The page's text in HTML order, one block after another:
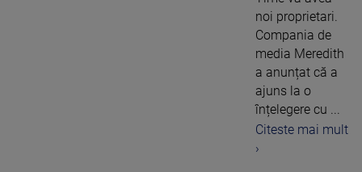
noi proprietari.
Compania de
media Meredith
a anunțat că a
ajuns la o
înțelegere cu ...
Citeste mai mult
›